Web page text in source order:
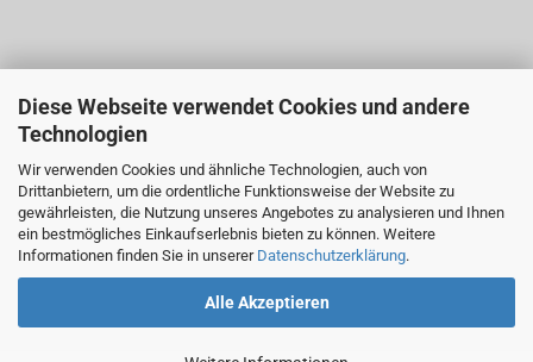
Diese Webseite verwendet Cookies und andere
Technologien
Wir verwenden Cookies und ähnliche Technologien, auch von
Drittanbietern, um die ordentliche Funktionsweise der Website zu
gewährleisten, die Nutzung unseres Angebotes zu analysieren und Ihnen
ein bestmögliches Einkaufserlebnis bieten zu können. Weitere
Informationen finden Sie in unserer Datenschutzerklärung.
Alle Akzeptieren